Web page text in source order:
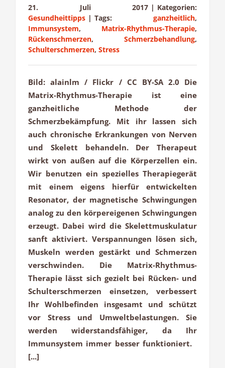
21. Juli 2017 | Kategorien:
Gesundheittipps | Tags: ganzheitlich,
Immunsystem, Matrix-Rhythmus-Therapie,
Rückenschmerzen, Schmerzbehandlung,
Schulterschmerzen, Stress
Bild: alainlm / Flickr / CC BY-SA 2.0 Die
Matrix-Rhythmus-Therapie ist eine
ganzheitliche Methode der
Schmerzbekämpfung. Mit ihr lassen sich
auch chronische Erkrankungen von Nerven
und Skelett behandeln. Der Therapeut
wirkt von außen auf die Körperzellen ein.
Wir benutzen ein spezielles Therapiegerät
mit einem eigens hierfür entwickelten
Resonator, der magnetische Schwingungen
analog zu den körpereigenen Schwingungen
erzeugt. Dabei wird die Skelettmuskulatur
sanft aktiviert. Verspannungen lösen sich,
Muskeln werden gestärkt und Schmerzen
verschwinden. Die Matrix-Rhythmus-
Therapie lässt sich gezielt bei Rücken- und
Schulterschmerzen einsetzen, verbessert
Ihr Wohlbefinden insgesamt und schützt
vor Stress und Umweltbelastungen. Sie
werden widerstandsfähiger, da Ihr
Immunsystem immer besser funktioniert.
[...]